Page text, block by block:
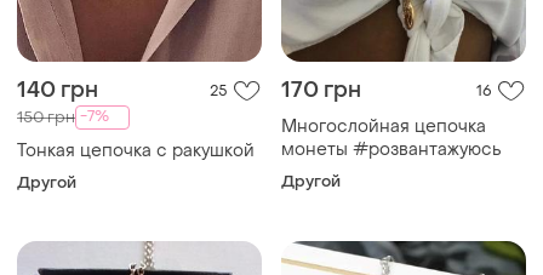
140 грн 25
150 грн -7%
Тонкая цепочка с ракушкой
Другой
170 грн 16
Многослойная цепочка
монеты #розвантажуюсь
Другой